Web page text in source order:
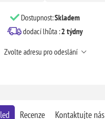
Dostupnost:Skladem
dodací lhůta :2 týdny
Zvolte adresu pro odeslání
Recenze Kontaktujte nás